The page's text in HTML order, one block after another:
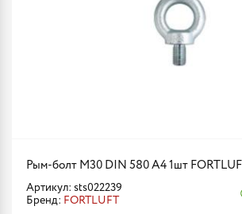
Рым-болт М30 DIN 580 A4 1шт
Артикул: sts022239
Бренд: FORTLUFT